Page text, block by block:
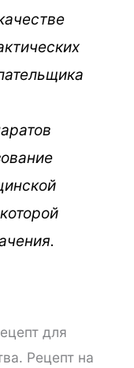
для
Рецепт на